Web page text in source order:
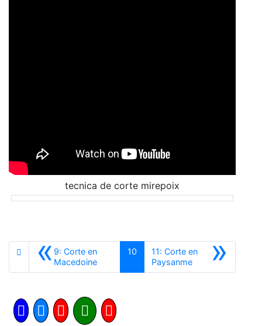
tecnica de corte mirepoix
«9: Corte en
MacedoineAnterior
10 »
11: Corte en
PaysanmeSiguiente